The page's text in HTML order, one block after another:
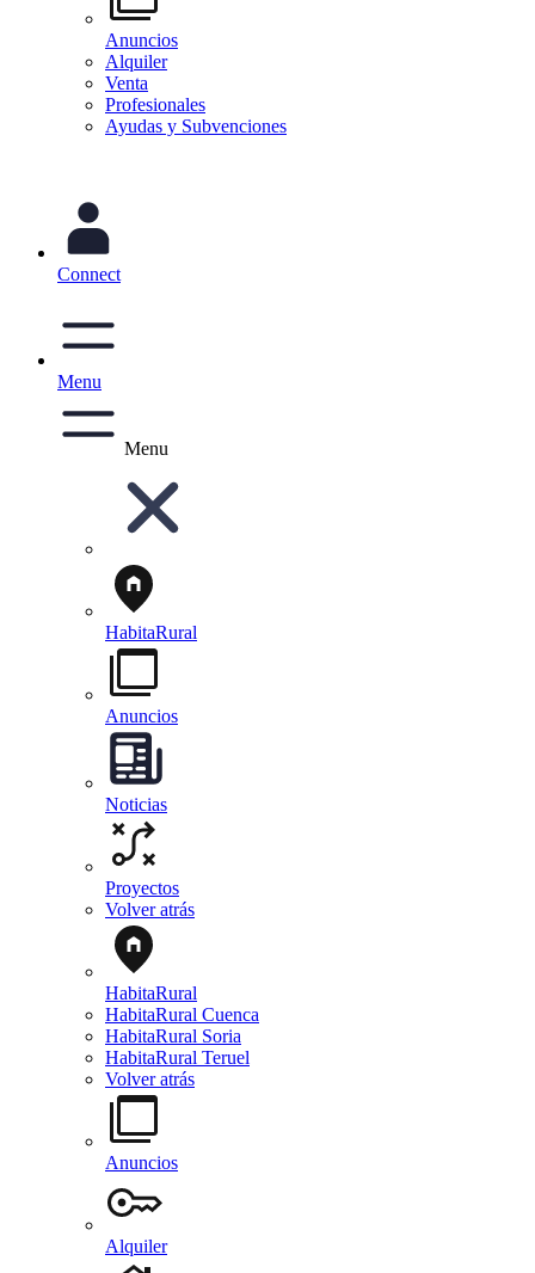
Anuncios
Alquiler
Venta
Profesionales
Ayudas y Subvenciones
Connect
Menu
Menu
HabitaRural
Anuncios
Noticias
Proyectos
Volver atrás
HabitaRural
HabitaRural Cuenca
HabitaRural Soria
HabitaRural Teruel
Volver atrás
Anuncios
Alquiler